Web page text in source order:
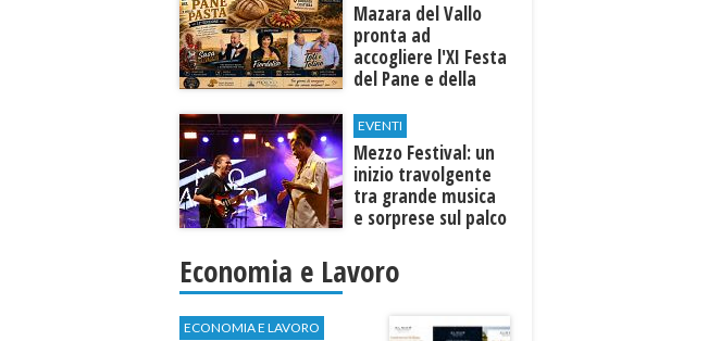
Mazara del Vallo
pronta ad
accogliere l'XI Festa
del Pane e della
EVENTI
Mezzo Festival: un
inizio travolgente
tra grande musica
e sorprese sul palco
Economia e Lavoro
ECONOMIA E LAVORO